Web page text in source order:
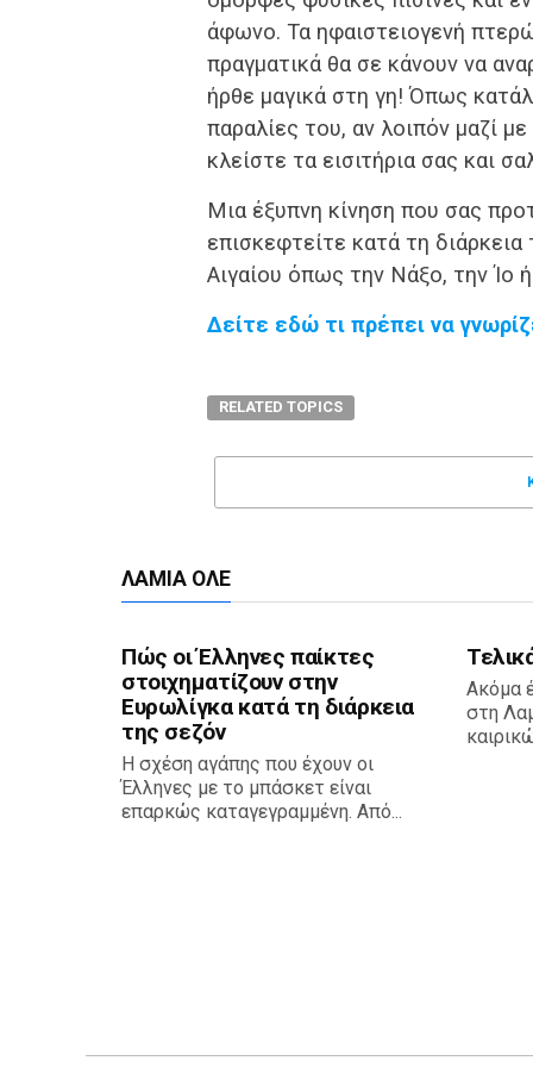
άφωνο. Τα ηφαιστειογενή
πραγματικά θα σε κάνουν να
ήρθε μαγικά στη γη! Όπως
παραλίες του, αν λοιπόν μαζί
κλείστε τα εισιτήρια σας και
Μια έξυπνη κίνηση που σας
επισκεφτείτε κατά τη
Αιγαίου όπως την Νάξο, την Ίο
Δείτε εδώ τι πρέπει να
RELATED TOPICS
ΛΑΜΙΑ ΟΛΕ
Πώς οι Έλληνες παίκτες
στοιχηματίζουν στην
Ευρωλίγκα κατά τη διάρκεια
της σεζόν
Η σχέση αγάπης που έχουν οι
Έλληνες με το μπάσκετ είναι
επαρκώς καταγεγραμμένη. Από...
Ακόμα
στη